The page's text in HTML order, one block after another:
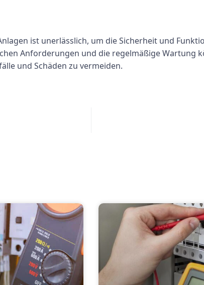
ist unerlässlich, um die Sicherheit und
Anforderungen und die regelmäßige Wartung
und Schäden zu vermeiden.